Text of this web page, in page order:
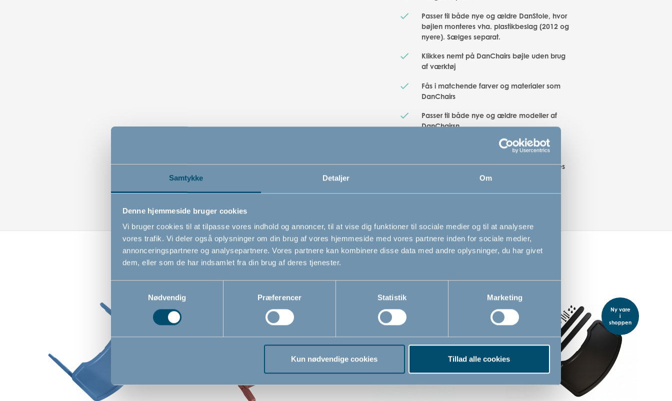
Samtykke Detaljer Om
Denne hjemmeside bruger cookies
Vi bruger cookies til at tilpasse vores indhold og annoncer, til at vise dig funktioner til sociale medier og til at analysere
vores trafik. Vi deler også oplysninger om din brug af vores hjemmeside med vores partnere inden for sociale medier,
annonceringspartnere og analysepartnere. Vores partnere kan kombinere disse data med andre oplysninger, du har givet
dem, eller som de har indsamlet fra din brug af deres tjenester.
Nødvendig
Præferencer Statistik Marketing
Kun nødvendige cookies Tillad alle cookies
Passer til både nye og ældre DanStole, hvor
bøjlen monteres vha. plastikbeslag (2012 og
nyere). Sælges separat.
Klikkes nemt på DanChairs bøjle uden brug
af værktøj
Fås i matchende farver og materialer som
DanChairs
Passer til både nye og ældre modeller af
DanChairsn
Passer DanChairs, hvor ryglænet er
produceret i ét stykke og bøjlen monteres
vha. plastikbeslag (2012 og nyere). Sælges
Relaterede produkter
Ny vare
shoppen
Ny vare
i
shoppen